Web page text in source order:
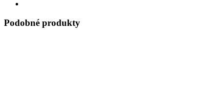
Podobné produkty